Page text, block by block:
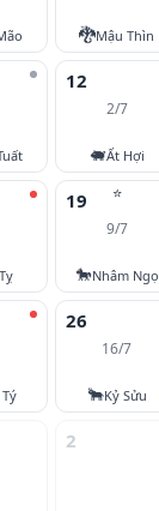
🐉Mậu Thìn
12
2/7
🐖Ất Hợi
⭐
19
9/7
🐎Nhâm Ngọ
26
16/7
🐂Kỷ Sửu
2